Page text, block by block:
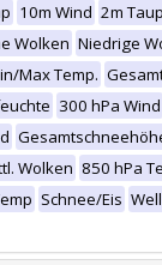
10m Wind 2m
Wolken Niedrige
Max Temp.
300 hPa Wind
Wolken 850 hPa
Schnee/Eis